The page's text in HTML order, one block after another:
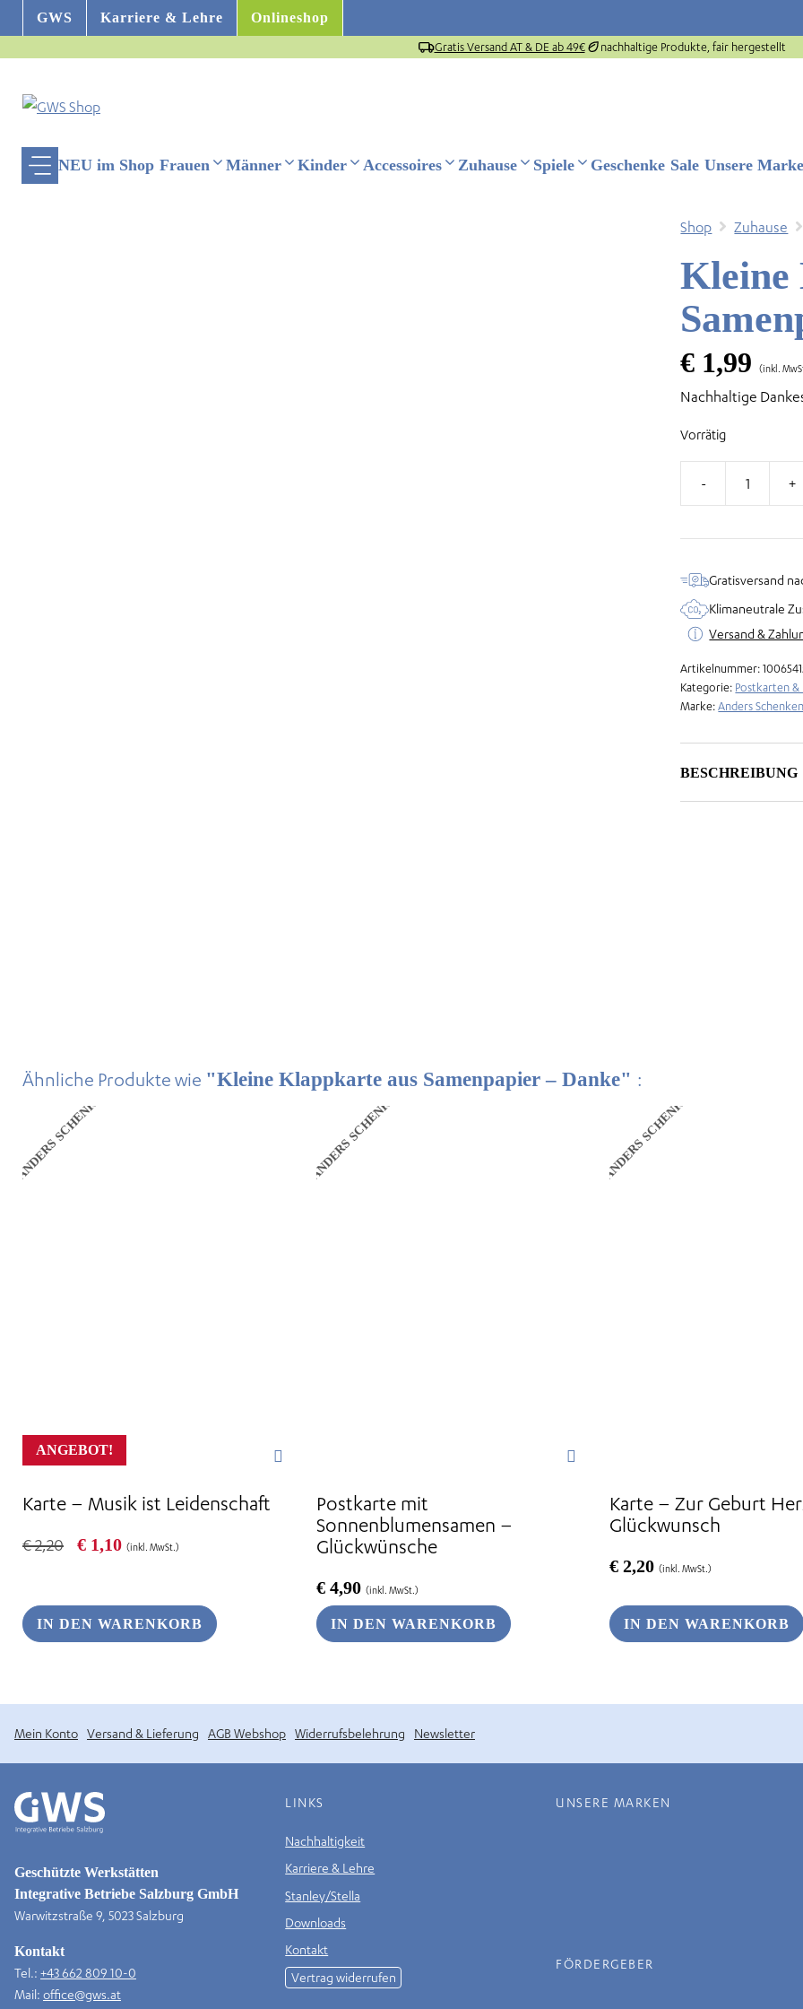
Inhalt
springen
GWS Karriere & Lehre Onlineshop
Gratis Versand AT & DE ab 49€ nachhaltige Produkte, fair hergestellt
NEU im Shop Frauen Männer Kinder Accessoires Zuhause Spiele Geschenke Sale Unsere
Shop Zuhause
Kleine
€ 1,99 (inkl.
Nachhaltige
Vorrätig
aus
–
Danke
Menge
Gratisversand
Klimaneutrale
Versand &
Artikelnummer:
Kategorie: Postkarten &
Marke:Anders Schenken
BESCHREIBUNG
Ähnliche Produkte wie "Kleine Klappkarte aus Samenpapier – Danke" :
ANDERS SCHENKEN
ANGEBOT!
Karte – Musik ist Leidenschaft
€2,20
Ursprünglicher
€ 1,10Aktueller
(inkl. MwSt.)
IN DEN WARENKORB
ANDERS SCHENKEN
Postkarte mit
Sonnenblumensamen –
Glückwünsche
€4,90 (inkl. MwSt.)
IN DEN WARENKORB
ANDERS SCHENKEN
Karte – Zur Geburt
Glückwunsch
€ 2,20 (inkl. MwSt.)
IN DEN WARENKORB
Mein Konto Versand & Lieferung AGB Webshop Widerrufsbelehrung Newsletter
Geschützte Werkstätten
Integrative Betriebe Salzburg GmbH
Warwitzstraße 9, 5023 Salzburg
Kontakt
Tel.: +43 662 809 10-0
Mail: office@gws.at
LINKS
Nachhaltigkeit
Karriere & Lehre
Stanley/Stella
Downloads
Kontakt
Vertrag widerrufen
UNSERE MARKEN
FÖRDERGEBER